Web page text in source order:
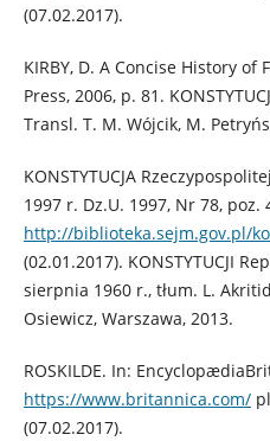
(07.02.2017).
KIRBY, D. A Concise History
Press, 2006, p. 81.
Transl. T. M. Wójcik, M.
KONSTYTUCJA
1997 r. Dz.U. 1997, Nr 78, poz.
http://biblioteka.sejm.gov.pl/
(02.01.2017). KONSTYTUCJI
sierpnia 1960 r., tłum. L.
Osiewicz, Warszawa, 2013.
ROSKILDE. In:
https://www.britannica.com/
(07.02.2017).